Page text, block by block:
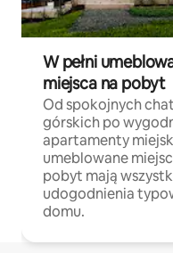
W pełni
miejsca na pobyt
Od spokojnych
górskich po
apartamenty
umeblowane
pobyt mają
udogodnienia
domu.